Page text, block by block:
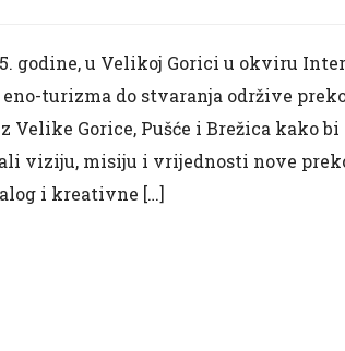
godine, u Velikoj Gorici u okviru
turizma do stvaranja održive
Gorice, Pušće i Brežica kako
viziju, misiju i vrijednosti nove
i kreativne […]